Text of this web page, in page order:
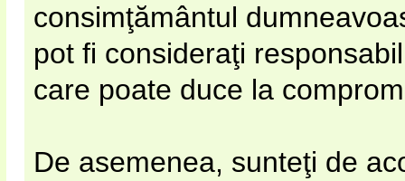
consimţământul
pot fi consideraţi
care poate duce la
De asemenea, sunteţi de